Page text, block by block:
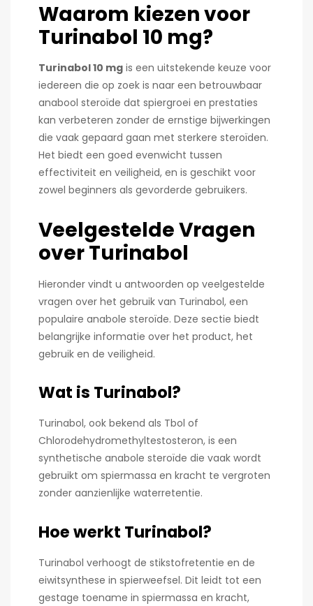
Waarom kiezen voor
Turinabol 10 mg?
Turinabol 10 mg is een uitstekende keuze voor
iedereen die op zoek is naar een betrouwbaar
anabool steroïde dat spiergroei en prestaties
kan verbeteren zonder de ernstige bijwerkingen
die vaak gepaard gaan met sterkere steroïden.
Het biedt een goed evenwicht tussen
effectiviteit en veiligheid, en is geschikt voor
zowel beginners als gevorderde gebruikers.
Veelgestelde Vragen
over Turinabol
Hieronder vindt u antwoorden op veelgestelde
vragen over het gebruik van Turinabol, een
populaire anabole steroïde. Deze sectie biedt
belangrijke informatie over het product, het
gebruik en de veiligheid.
Wat is Turinabol?
Turinabol, ook bekend als Tbol of
Chlorodehydromethyltestosteron, is een
synthetische anabole steroïde die vaak wordt
gebruikt om spiermassa en kracht te vergroten
zonder aanzienlijke waterretentie.
Hoe werkt Turinabol?
Turinabol verhoogt de stikstofretentie en de
eiwitsynthese in spierweefsel. Dit leidt tot een
gestage toename in spiermassa en kracht,